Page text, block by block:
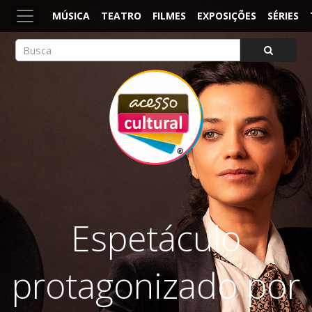
MÚSICA TEATRO FILMES EXPOSIÇÕES SÉRIES
Espetáculo
protagonizado por